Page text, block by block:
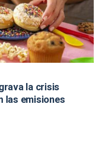
la crisis
las emisiones